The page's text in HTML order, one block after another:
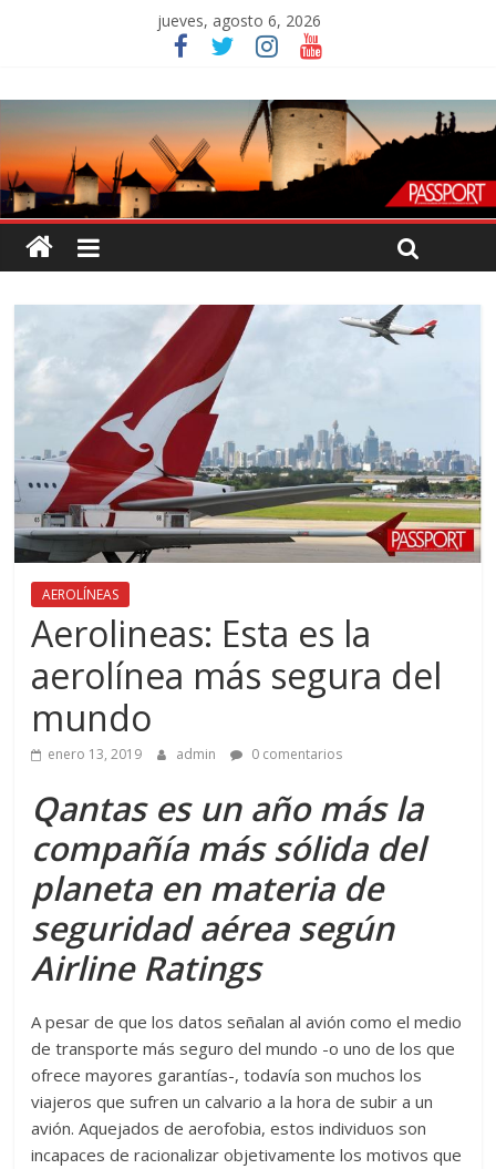
jueves, agosto 6, 2026
AEROLÍNEAS
Aerolineas: Esta es la
aerolínea más segura del
mundo
enero 13, 2019 admin 0 comentarios
Qantas es un año más la
compañía más sólida del
planeta en materia de
seguridad aérea según
Airline Ratings
A pesar de que los datos señalan al avión como el medio
de transporte más seguro del mundo -o uno de los que
ofrece mayores garantías-, todavía son muchos los
viajeros que sufren un calvario a la hora de subir a un
avión. Aquejados de aerofobia, estos individuos son
incapaces de racionalizar objetivamente los motivos que